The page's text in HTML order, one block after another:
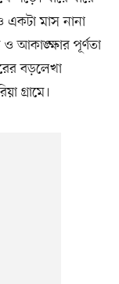
একটা মাস নানা
আকাঙ্ক্ষার পূর্ণতা
বড়লেখা
গ্রামে।